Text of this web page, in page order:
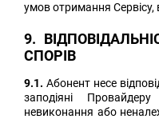
умов отримання Сервісу,
9.
СПОРІВ
9.1. Абонент несе
заподіяні
невиконання або